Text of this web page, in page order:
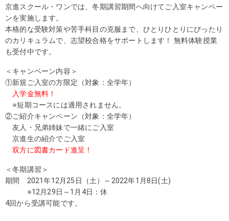
京進スクール・ワンでは、冬期講習期間へ向けてご入室キャンペー
ンを実施します。
本格的な受験対策や苦手科目の克服まで、ひとりひとりにぴったり
のカリキュラムで、志望校合格をサポートします！ 無料体験授業
も受付中です。
＜キャンペーン内容＞
①新規ご入室の方限定（対象：全学年）
入学金無料！
※短期コースには適用されません。
②ご紹介キャンペーン（対象：全学年）
友人・兄弟姉妹で一緒にご入室
京進生の紹介でご入室
双方に図書カード進呈！
＜冬期講習＞
期間 2021年12月25日（土）～2022年1月8日(土)
※12月29日～1月4日：休
4回から受講可能です。